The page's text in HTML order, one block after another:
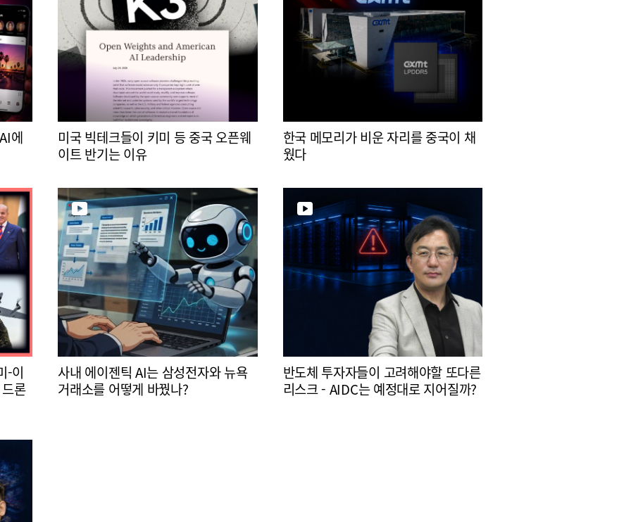
에
미국 빅테크들이 키미 등 중국 오픈웨
이트 반기는 이유
한국 메모리가 비운 자리를 중국이 채
웠다
-이
론
사내 에이젠틱 AI는 삼성전자와 뉴욕
거래소를 어떻게 바꿨나?
반도체 투자자들이 고려해야할 또다른
리스크 - AIDC는 예정대로 지어질까?